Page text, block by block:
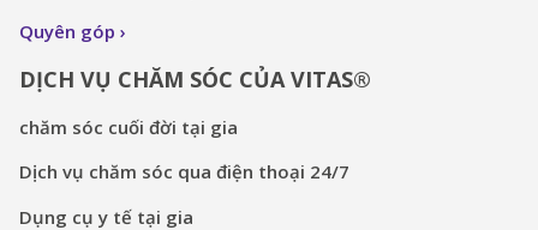
Quyên góp
DỊCH VỤ CHĂM SÓC CỦA VITAS®
chăm sóc cuối đời tại gia
Dịch vụ chăm sóc qua điện thoại 24/7
Dụng cụ y tế tại gia